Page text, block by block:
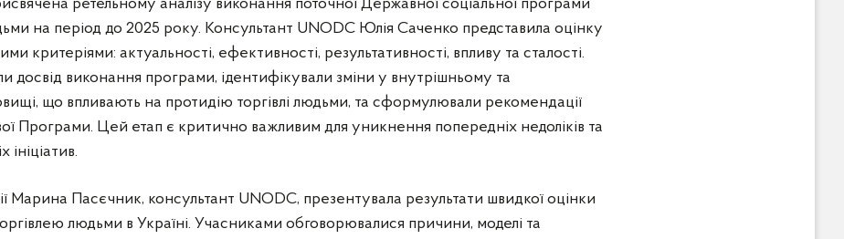
ретельному аналізу виконання поточної Державної соціальної програми
на період до 2025 року. Консультант UNODC Юлія Саченко представила оцінку
критеріями: актуальності, ефективності, результативності, впливу та сталості.
досвід виконання програми, ідентифікували зміни у внутрішньому та
що впливають на протидію торгівлі людьми, та сформулювали рекомендації
Програми. Цей етап є критично важливим для уникнення попередніх недоліків та
Марина Пасєчник, консультант UNODC, презентувала результати швидкої оцінки
людьми в Україні. Учасниками обговорювалися причини, моделі та